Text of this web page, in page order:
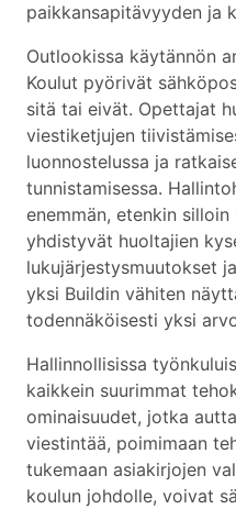
paikkansapitävyyden ja
Outlookissa käytännön
Koulut pyörivät
sitä tai eivät. Opettajat
viestiketjujen
luonnostelussa ja
tunnistamisessa.
enemmän, etenkin
yhdistyvät huoltajien
lukujärjestysmuutokset
yksi Buildin vähiten
todennäköisesti yksi
Hallinnollisissa
kaikkein suurimmat
ominaisuudet, jotka
viestintää, poimimaan
tukemaan asiakirjojen
koulun johdolle, voivat